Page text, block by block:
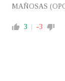
MAÑOSAS
3 -3